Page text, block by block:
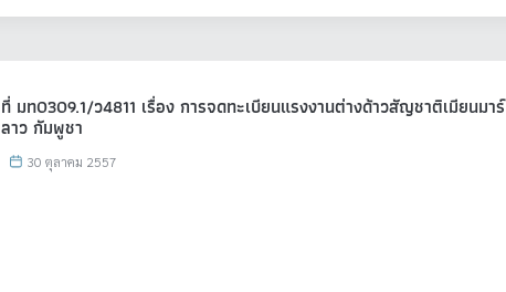
ที่ มท0309.1/ว4811 เรื่อง การจดทะเบียนแรงงานต่างด้าวสัญชาติเมียนมาร์
ลาว กัมพูชา
30 ตุลาคม 2557